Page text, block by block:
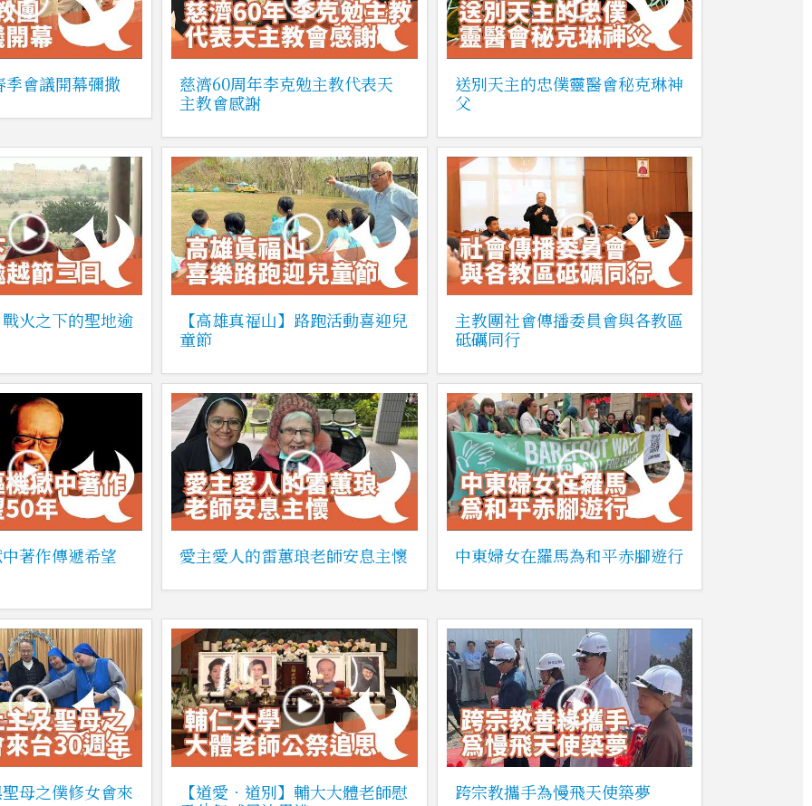
季會議開幕彌撒
慈濟60周年李克勉主教代表天
主教會感謝
送別天主的忠僕靈醫會秘克琳神
父
火之下的聖地逾
【高雄真福山】路跑活動喜迎兒
童節
主教團社會傳播委員會與各教區
砥礪同行
著作傳遞希望 愛主愛人的雷蕙琅老師安息主懷 中東婦女在羅馬為和平赤腳遊行
母之僕修女會來
【道愛．道別】輔大大體老師慰
跨宗教攜手為慢飛天使築夢